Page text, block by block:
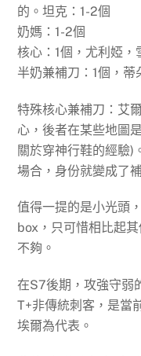
的。坦克：1-2個
奶媽：1-2個
核心：1個，尤利婭，
半奶兼補刀：1個，
特殊核心兼補刀：艾
心，後者在某些地圖
關於穿神行鞋的經驗)
場合，身份就變成了
值得一提的是小光頭
box，只可惜相比起
不夠。
在S7後期，攻強守弱
T+非傳統刺客，是當
埃爾為代表。